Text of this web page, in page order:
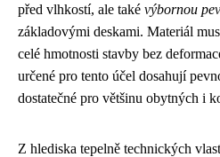
před vlhkostí, ale také výbornou
základovými deskami. Materiál
celé hmotnosti stavby bez
určené pro tento účel dosahují
dostatečné pro většinu obytných i
Z hlediska tepelně technických